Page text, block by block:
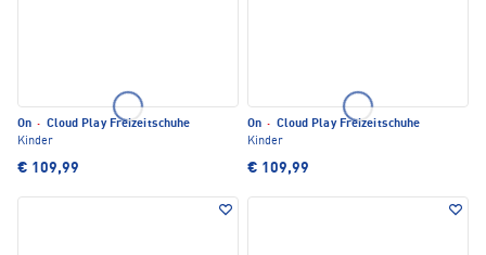
On · Cloud Play Freizeitschuhe
Kinder
€ 109,99
On · Cloud Play Freizeitschuhe
Kinder
€ 109,99